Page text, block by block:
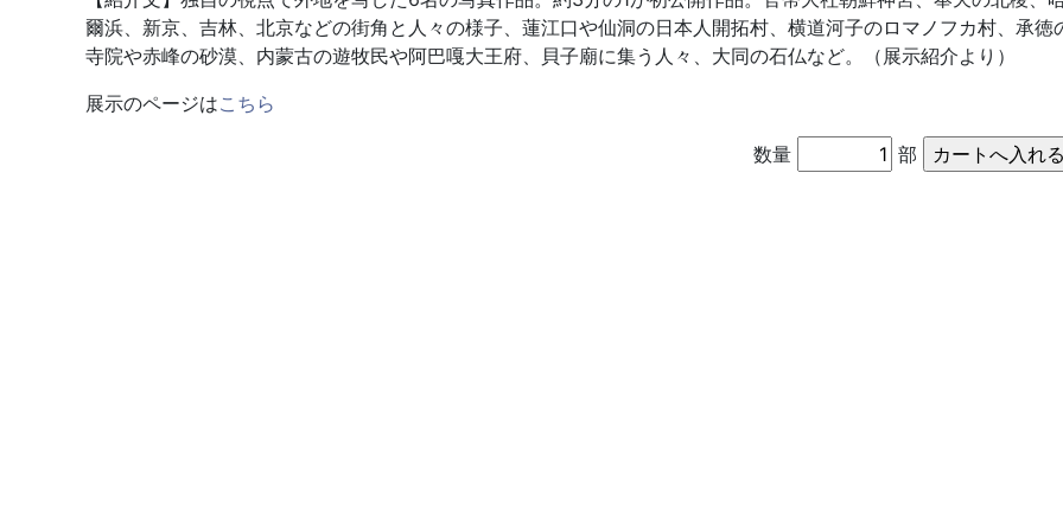
爾浜、新京、吉林、北京などの街角と人々の様子、蓮江口や仙洞の日本人開拓村、横道河子のロマノフカ村、承徳
寺院や赤峰の砂漠、内蒙古の遊牧民や阿巴嘎大王府、貝子廟に集う人々、大同の石仏など。（展示紹介より）
展示のページはこちら
数量 部